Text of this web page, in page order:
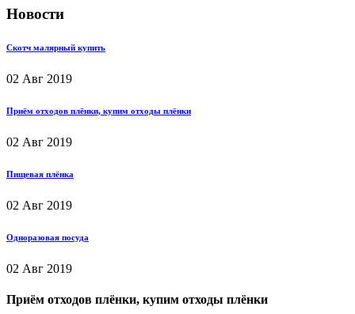
Новости
Скотч малярный купить
02 Авг 2019
Приём отходов плёнки, купим отходы плёнки
02 Авг 2019
Пищевая плёнка
02 Авг 2019
Одноразовая посуда
02 Авг 2019
Приём отходов плёнки, купим отходы плёнки